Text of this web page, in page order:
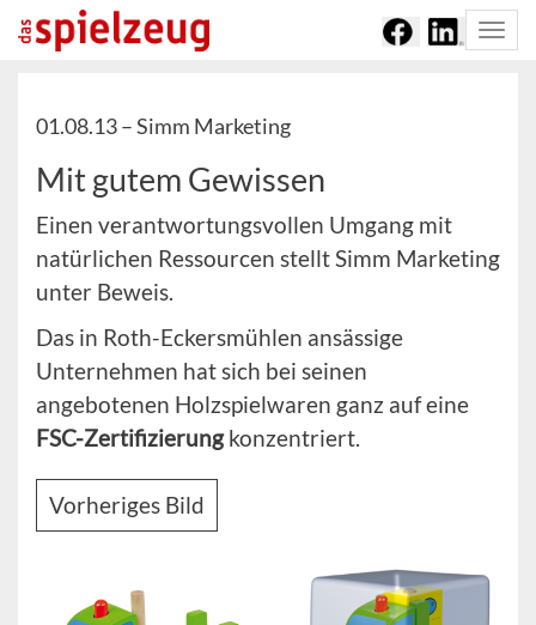
01.08.13 –Simm Marketing
Mit gutem Gewissen
Einen verantwortungsvollen Umgang mit
natürlichen Ressourcen stellt Simm Marketing
unter Beweis.
Das in Roth-Eckersmühlen ansässige
Unternehmen hat sich bei seinen
angebotenen Holzspielwaren ganz auf eine
FSC-Zertifizierungkonzentriert.
Vorheriges Bild